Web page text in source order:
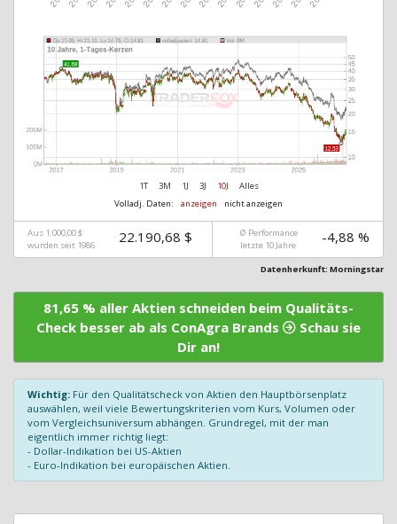
1T 3M 1J 3J 10J
Alles
Volladj. Daten:
anzeigen nicht anzeigen
Aus 1.000,00 $
wurden seit 1986
22.190,68 $
Ø Performance
letzte 10 Jahre
-4,88 %
Datenherkunft: Morningstar
81,65 % aller Aktien schneiden beim Qualitäts-
Check besser ab als ConAgra Brands
Schau sie
Dir an!
Wichtig: Für den Qualitätscheck von Aktien den Hauptbörsenplatz
auswählen, weil viele Bewertungskriterien vom Kurs, Volumen oder
vom Vergleichsuniversum abhängen. Grundregel, mit der man
eigentlich immer richtig liegt:
- Dollar-Indikation bei US-Aktien
- Euro-Indikation bei europäischen Aktien.